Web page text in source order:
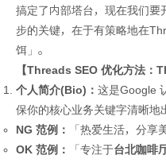
搞定了内部塔台，现在我们要
步的关键，在于有策略地在
饵」。
【Threads SEO 优化方法：
个人简介(Bio)： 这是Google
保你的核心业务关键字清晰地
NG 范例：
「热爱生活，分享
OK 范例：
「专注于台北咖啡